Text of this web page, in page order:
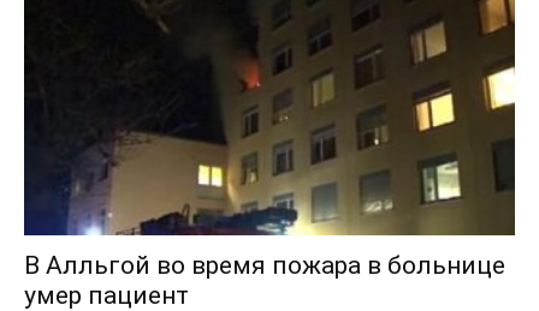
В Алльгой во время пожара в больнице
умер пациент